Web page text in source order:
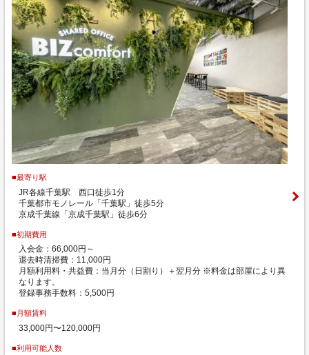
■最寄り駅
JR各線千葉駅 西口徒歩1分
千葉都市モノレール「千葉駅」徒歩5分
京成千葉線「京成千葉駅」徒歩6分
■初期費用
入会金：66,000円～
退去時清掃費：11,000円
月額利用料・共益費：当月分（日割り）＋翌月分 ※料金は部屋により異
なります。
登録事務手数料：5,500円
■月額賃料
33,000円〜120,000円
■利用可能人数